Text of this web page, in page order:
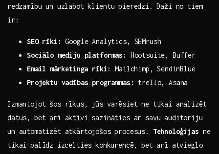
⁤redzamību un uzlabot klientu pieredzi.⁤ Daži no ​tiem
‌ir:
SEO​ rīki: ‌Google ‍Analytics, SEMrush
Sociālo ‍mediju platformas:
Hootsuite, ‍Buffer
Email ⁢mārketinga rīki:
Mailchimp, ⁤SendinBlue
Projektu vadības programmas:
trello, Asana
Izmantojot šos rīkus, jūs varēsiet ne ⁤tikai analizēt
datus, bet arī aktīvi⁢ sazināties ar savu auditoriju
un ‍automatizēt atkārtojošos⁢ procesus. Tehnoloģijas ne
tikai‌ palīdz⁣ izcelties ⁤konkurencē, bet arī ​atvieglo